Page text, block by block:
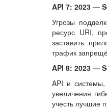
API 7: 2023 —
Угрозы
ресурс URI,
заставить
трафик
API 8: 2023 —
API и системы,
увеличения
учесть лучшие